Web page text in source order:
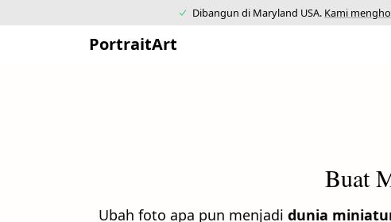
Dibangun di Maryland USA. Kami
PortraitArt
Buat
Ubah foto apa pun menjadi dunia